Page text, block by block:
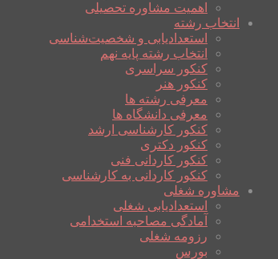
اهمیت مشاوره تحصیلی
انتخاب رشته
استعدادیابی و شخصیت‌شناسی
انتخاب رشته پایه نهم
کنکور سراسری
کنکور هنر
معرفی رشته ها
معرفی دانشگاه ها
کنکور کارشناسی ارشد
کنکور دکتری
کنکور کاردانی فنی
کنکور کاردانی به کارشناسی
مشاوره شغلی
استعدادیابی شغلی
آمادگی مصاحبه استخدامی
رزومه شغلی
بورس